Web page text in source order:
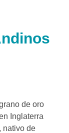
de oro
Inglaterra
nativo de